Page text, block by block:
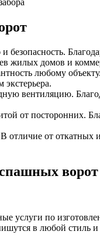
безопасность.
жилых домов и
любому
вентиляцию.
от посторонних.
отличие от
услуги по
в любой стиль